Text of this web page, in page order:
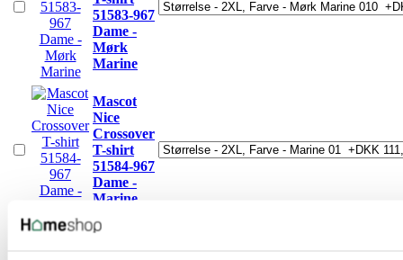
51583-967
Dame -
Mørk
Marine
Mascot
Nice
Crossover
T-shirt
51584-967
Dame -
Marine
Mascot